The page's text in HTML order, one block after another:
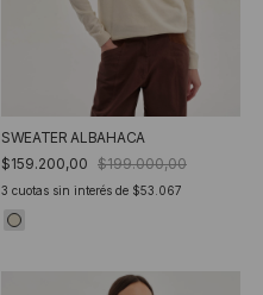
SWEATER ALBAHACA
$159.200,00 $199.000,00
3 cuotas sin interés de $53.067